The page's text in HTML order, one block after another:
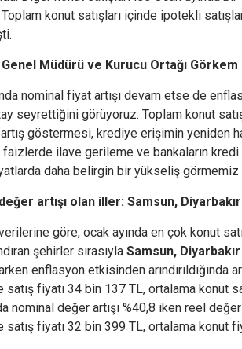
konut satışları içinde ipotekli
Genel Müdürü ve Kurucu Ortağı Görkem
nominal fiyat artışı devam etse de
seyrettiğini görüyoruz. Toplam konut
artış göstermesi, krediye erişimin yeniden
ilave gerileme ve bankaların
daha belirgin bir yükseliş görmemiz
artışı olan iller: Samsun,
göre, ocak ayında en çok konut
şehirler sırasıyla Samsun,
enflasyon etkisinden arındırıldığında
satış fiyatı 34 bin 137 TL, ortalama konut
nominal değer artışı %40,8 iken reel
satış fiyatı 32 bin 399 TL, ortalama konut